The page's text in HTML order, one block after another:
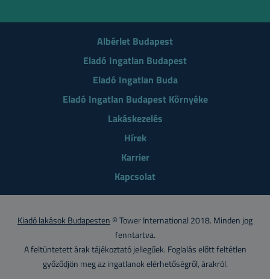
Albérlet Budapest
Eladó Ingatlan Budapest
Eladó Ingatlan Buda
Eladó Ingatlan Budapest Környéke
Lakáskezelés
Hírek
Karrier
Kapcsolat
Kiadó lakások Budapesten © Tower International 2018. Minden jog
fenntartva.
A feltüntetett árak tájékoztató jellegűek. Foglalás előtt feltétlen
győződjön meg az ingatlanok elérhetőségről, árakról.